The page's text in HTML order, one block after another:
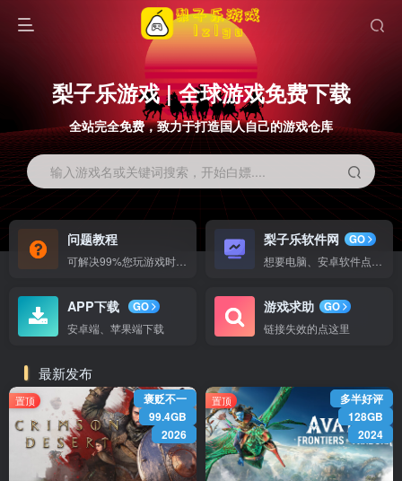
梨子乐游戏 | 全球游戏免费下载
全站完全免费，致力于打造国人自己的游戏仓库
输入游戏名或关键词搜索，开始白嫖....
问题教程 梨子乐软件网
GO
APP下载
GO
安卓端、苹果端下载
游戏求助
GO
链接失效的点这里
最新发布
置顶
褒贬不一
99.4GB
2026
置顶
多半好评
128GB
2024